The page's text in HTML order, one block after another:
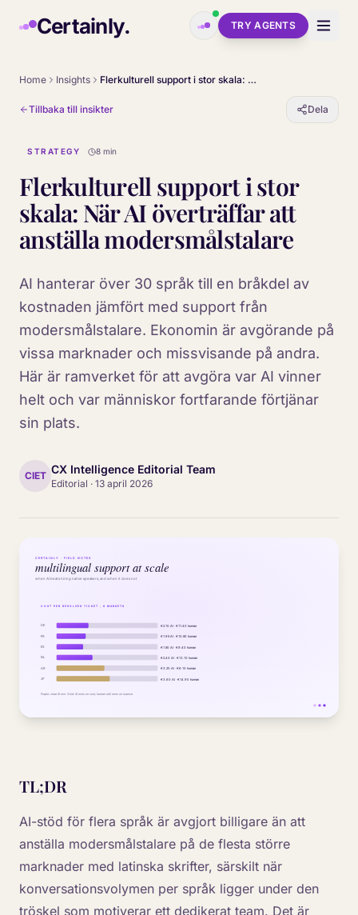
Certainly. TRY AGENTS
Home Insights Flerkulturell support i stor skala: När AI överträffar att anställa modersmålstalare
Tillbaka till insikter Dela
STRATEGY 8 min
Flerkulturell support i stor
skala: När AI överträffar att
anställa modersmålstalare
AI hanterar över 30 språk till en bråkdel av
kostnaden jämfört med support från
modersmålstalare. Ekonomin är avgörande på
vissa marknader och missvisande på andra.
Här är ramverket för att avgöra var AI vinner
helt och var människor fortfarande förtjänar
sin plats.
CIET CX Intelligence Editorial Team
Editorial · 13 april 2026
TL;DR
AI-stöd för flera språk är avgjort billigare än att
anställa modersmålstalare på de flesta större
marknader med latinska skrifter, särskilt när
konversationsvolymen per språk ligger under den
tröskel som motiverar ett dedikerat team. Det är